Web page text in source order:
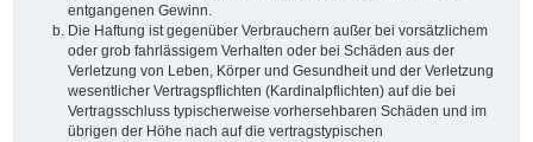
entgangenen Gewinn.
Die Haftung ist gegenüber Verbrauchern außer bei vorsätzlichem
oder grob fahrlässigem Verhalten oder bei Schäden aus der
Verletzung von Leben, Körper und Gesundheit und der Verletzung
wesentlicher Vertragspflichten (Kardinalpflichten) auf die bei
Vertragsschluss typischerweise vorhersehbaren Schäden und im
übrigen der Höhe nach auf die vertragstypischen